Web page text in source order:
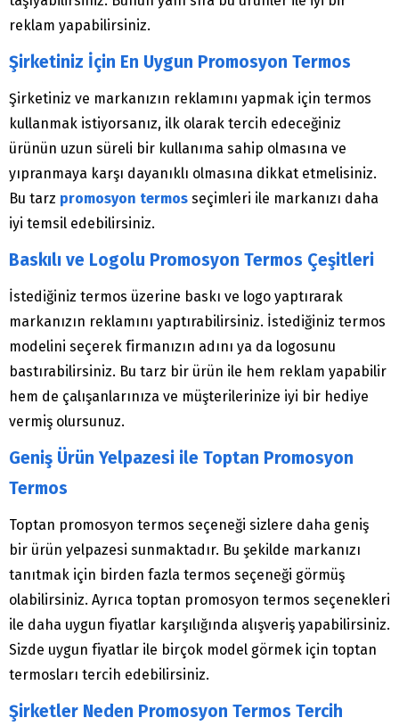
reklam yapabilirsiniz.
Şirketiniz İçin En Uygun Promosyon Termos
Şirketiniz ve markanızın reklamını yapmak için termos
kullanmak istiyorsanız, ilk olarak tercih edeceğiniz
ürünün uzun süreli bir kullanıma sahip olmasına ve
yıpranmaya karşı dayanıklı olmasına dikkat etmelisiniz.
Bu tarz promosyon termos seçimleri ile markanızı daha
iyi temsil edebilirsiniz.
Baskılı ve Logolu Promosyon Termos Çeşitleri
İstediğiniz termos üzerine baskı ve logo yaptırarak
markanızın reklamını yaptırabilirsiniz. İstediğiniz termos
modelini seçerek firmanızın adını ya da logosunu
bastırabilirsiniz. Bu tarz bir ürün ile hem reklam yapabilir
hem de çalışanlarınıza ve müşterilerinize iyi bir hediye
vermiş olursunuz.
Geniş Ürün Yelpazesi ile Toptan Promosyon
Termos
Toptan promosyon termos seçeneği sizlere daha geniş
bir ürün yelpazesi sunmaktadır. Bu şekilde markanızı
tanıtmak için birden fazla termos seçeneği görmüş
olabilirsiniz. Ayrıca toptan promosyon termos seçenekleri
ile daha uygun fiyatlar karşılığında alışveriş yapabilirsiniz.
Sizde uygun fiyatlar ile birçok model görmek için toptan
termosları tercih edebilirsiniz.
Şirketler Neden Promosyon Termos Tercih